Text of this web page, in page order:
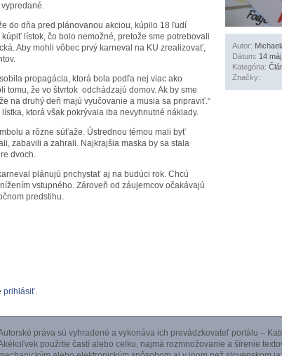
do dňa pred plánovanou akciou, kúpilo 18 ľudí
lístok, čo bolo nemožné, pretože sme potrebovali
Aby mohli vôbec prvý karneval na KU zrealizovať,
propagácia, ktorá bola podľa nej viac ako
tomu, že vo štvrtok odchádzajú domov. Ak by sme
na druhý deň majú vyučovanie a musia sa pripraviť.“
ktorá však pokrývala iba nevyhnutné náklady.
a rôzne súťaže. Ústrednou témou mali byť
zabavili a zahrali. Najkrajšia maska by sa stala
dvoch.
plánujú prichystať aj na budúci rok. Chcú
vstupného. Zároveň od záujemcov očakávajú
predstihu.
prihlásiť.
Autor:
Dátum: 14
Kategória:
Značky:
práva sú vyhradené a vykonáva ich prevádzkovateľ portálu –
použitie častí alebo celku, najmä rozmnožovanie a šírenie